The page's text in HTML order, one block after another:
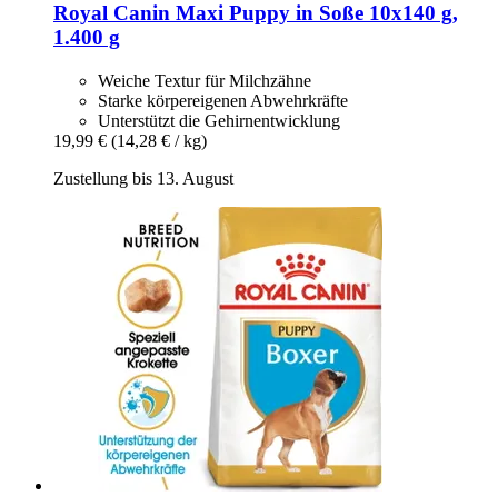
Royal Canin Maxi Puppy in Soße 10x140 g,
1.400 g
Weiche Textur für Milchzähne
Starke körpereigenen Abwehrkräfte
Unterstützt die Gehirnentwicklung
19,99 € (14,28 € / kg)
Zustellung bis 13. August